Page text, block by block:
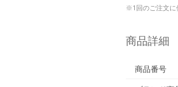
※1回のご注文に
商品詳細
商品番号